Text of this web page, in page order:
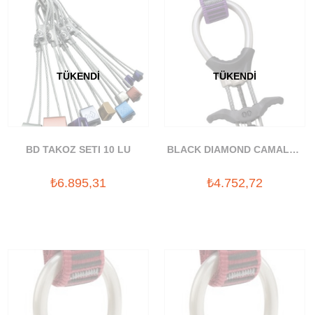
TÜKENDI
BD TAKOZ SETI 10 LU
₺6.895,31
TÜKENDI
BLACK DIAMOND CAMALOT
₺4.752,72